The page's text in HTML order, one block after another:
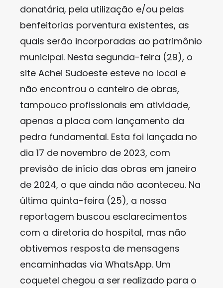
donatária, pela utilização e/ou pelas
benfeitorias porventura existentes, as
quais serão incorporadas ao patrimônio
municipal. Nesta segunda-feira (29), o
site Achei Sudoeste esteve no local e
não encontrou o canteiro de obras,
tampouco profissionais em atividade,
apenas a placa com lançamento da
pedra fundamental. Esta foi lançada no
dia 17 de novembro de 2023, com
previsão de início das obras em janeiro
de 2024, o que ainda não aconteceu. Na
última quinta-feira (25), a nossa
reportagem buscou esclarecimentos
com a diretoria do hospital, mas não
obtivemos resposta de mensagens
encaminhadas via WhatsApp. Um
coquetel chegou a ser realizado para o